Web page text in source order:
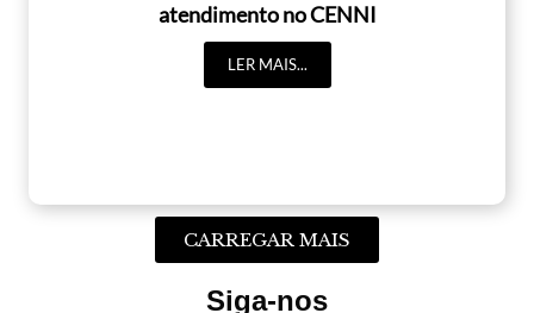
atendimento no CENNI
LER MAIS...
CARREGAR MAIS
Siga-nos